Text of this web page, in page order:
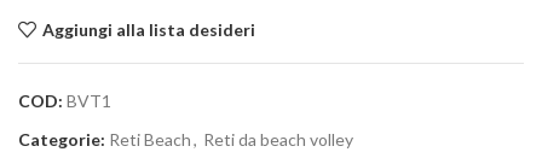
Aggiungi alla lista desideri
COD: BVT1
Categorie: Reti Beach, Reti da beach volley